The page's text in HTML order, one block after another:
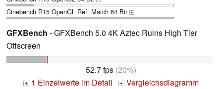
Cinebench R15 OpenGL Ref. Match 64 Bit +
GFXBench - GFXBench 5.0 4K Aztec Ruins High Tier
Offscreen
52.7 fps (20%)
+ 1 Einzelwerte im Detail + Vergleichsdiagramm